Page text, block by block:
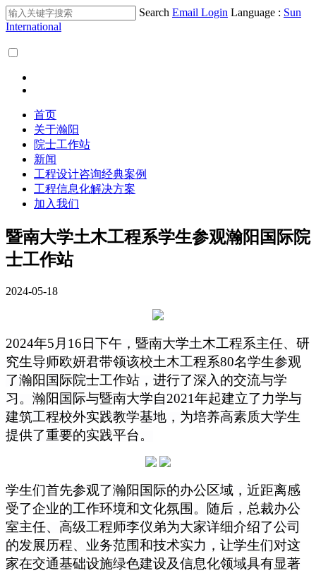
Search Email Login Language : Sun
International
首页
关于瀚阳
院士工作站
新闻
工程设计咨询经典案例
工程信息化解决方案
加入我们
暨南大学土木工程系学生参观瀚阳国际院
士工作站
2024-05-18
2024年5月16日下午，暨南大学土木工程系主任、研
究生导师欧妍君带领该校土木工程系80名学生参观
了瀚阳国际院士工作站，进行了深入的交流与学
习。瀚阳国际与暨南大学自2021年起建立了力学与
建筑工程校外实践教学基地，为培养高素质大学生
提供了重要的实践平台。
学生们首先参观了瀚阳国际的办公区域，近距离感
受了企业的工作环境和文化氛围。随后，总裁办公
室主任、高级工程师李仪弟为大家详细介绍了公司
的发展历程、业务范围和技术实力，让学生们对这
家在交通基础设施绿色建设及信息化领域具有显著